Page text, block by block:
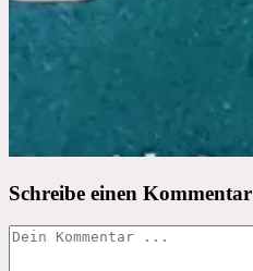
Schreibe einen Kommentar
Kommentieren